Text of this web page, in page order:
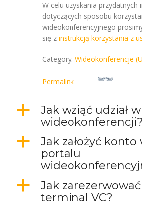
W celu uzyskania przydatnych
dotyczących sposobu
wideokonferencyjnego
się z instrukcją korzystania z
Category: Wideokonferencje
Permalink
a
Jak wziąć udział w
wideokonferencji?
a
Jak założyć konto
portalu
a
Jak zarezerwować
terminal VC?